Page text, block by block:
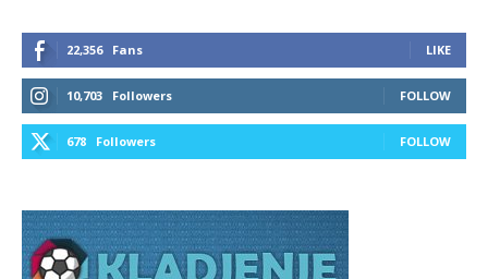
22,356 Fans LIKE
10,703 Followers FOLLOW
678 Followers FOLLOW